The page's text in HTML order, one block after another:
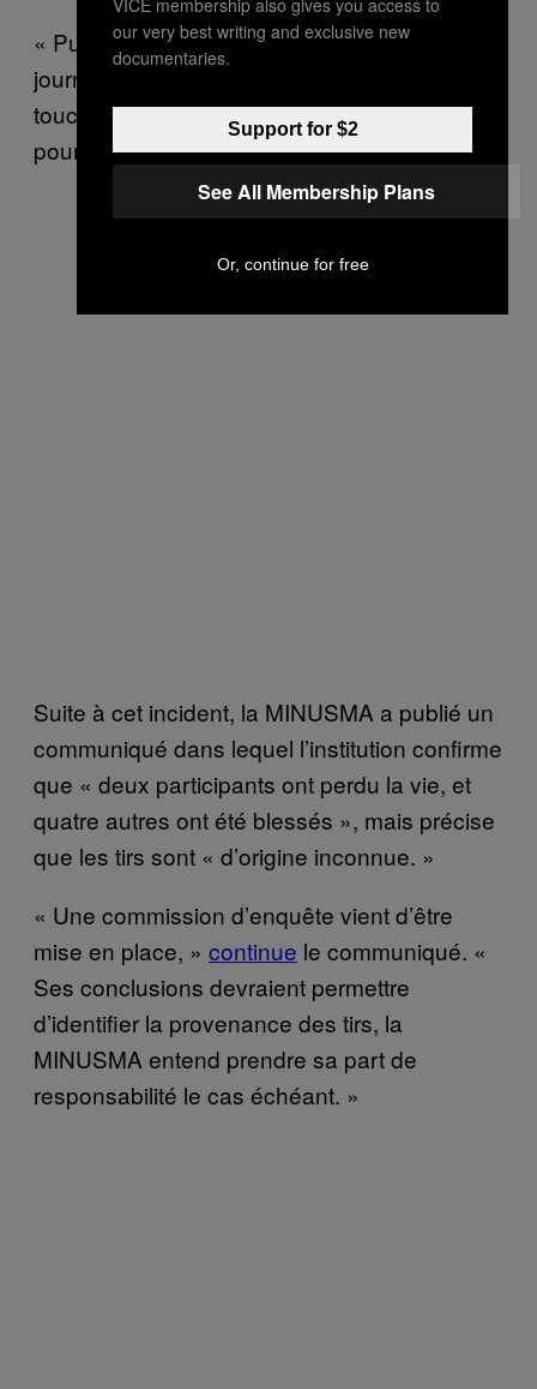
« Puis ils ont commencé à tirer, » explique le
journaliste. « Un jeune manifestant a été
touché en pleine tête et un autre aux
poumons. Ils sont tous les deux morts. »
Suite à cet incident, la MINUSMA a publié un
communiqué dans lequel l’institution confirme
que « deux participants ont perdu la vie, et
quatre autres ont été blessés », mais précise
que les tirs sont « d’origine inconnue. »
« Une commission d’enquête vient d’être
mise en place, » continue le communiqué. «
Ses conclusions devraient permettre
d’identifier la provenance des tirs, la
MINUSMA entend prendre sa part de
responsabilité le cas échéant. »
our very best writing and exclusive new
documentaries.
Support for $2
See All Membership Plans
Or, continue for free